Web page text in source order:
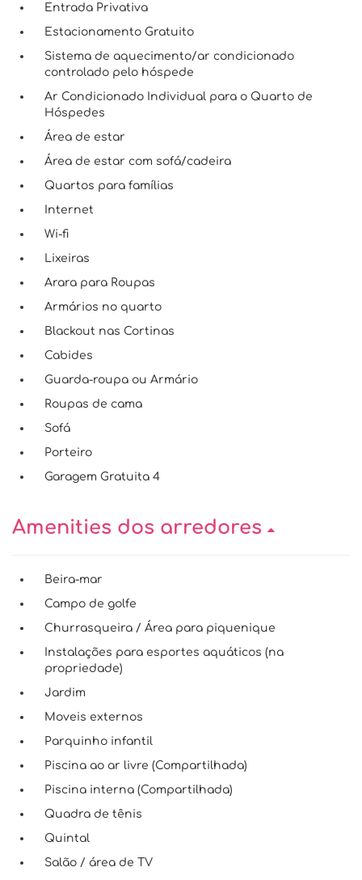
Entrada Privativa
Estacionamento Gratuito
Sistema de aquecimento/ar condicionado
controlado pelo hóspede
Ar Condicionado Individual para o Quarto de
Hóspedes
Área de estar
Área de estar com sofá/cadeira
Quartos para famílias
Internet
Wi-fi
Lixeiras
Arara para Roupas
Armários no quarto
Blackout nas Cortinas
Cabides
Guarda-roupa ou Armário
Roupas de cama
Sofá
Porteiro
Garagem Gratuita 4
Amenities dos arredores
Beira-mar
Campo de golfe
Churrasqueira / Área para piquenique
Instalações para esportes aquáticos (na
propriedade)
Jardim
Moveis externos
Parquinho infantil
Piscina ao ar livre (Compartilhada)
Piscina interna (Compartilhada)
Quadra de tênis
Quintal
Salão / área de TV